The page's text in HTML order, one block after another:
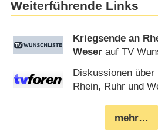
Weiterführende Links
Kriegsende an
Weser auf TV
Diskussionen über
Rhein, Ruhr und
mehr…